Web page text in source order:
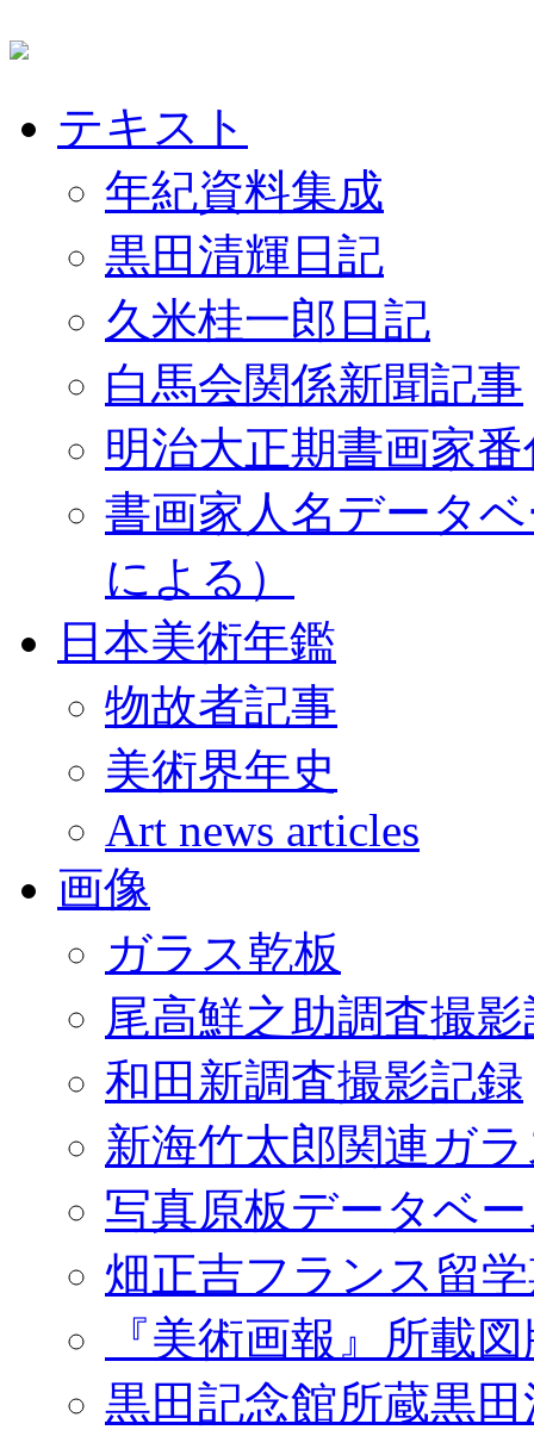
テキスト
年紀資料集成
黒田清輝日記
久米桂一郎日記
白馬会関係新聞記事
明治大正期書画家
書画家人名データ
による）
日本美術年鑑
物故者記事
美術界年史
Art news articles
画像
ガラス乾板
尾高鮮之助調査撮
和田新調査撮影記録
新海竹太郎関連ガ
写真原板データベ
畑正吉フランス留
『美術画報』所載
黒田記念館所蔵黒